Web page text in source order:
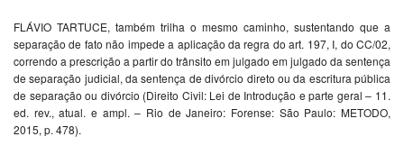
FLÁVIO TARTUCE, também trilha o mesmo caminho, sustentando que a
separação de fato não impede a aplicação da regra do art. 197, I, do CC/02,
correndo a prescrição a partir do trânsito em julgado em julgado da sentença
de separação judicial, da sentença de divórcio direto ou da escritura pública
de separação ou divórcio (Direito Civil: Lei de Introdução e parte geral – 11.
ed. rev., atual. e ampl. – Rio de Janeiro: Forense: São Paulo: METODO,
2015, p. 478).